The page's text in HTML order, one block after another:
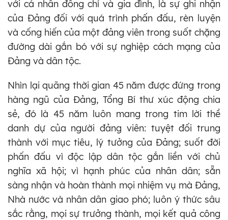
với cá nhân đồng chí và gia đình, là sự ghi nhận
của Đảng đối với quá trình phấn đấu, rèn luyện
và cống hiến của một đảng viên trong suốt chặng
đường dài gắn bó với sự nghiệp cách mạng của
Đảng và dân tộc.
Nhìn lại quãng thời gian 45 năm được đứng trong
hàng ngũ của Đảng, Tổng Bí thư xúc động chia
sẻ, đó là 45 năm luôn mang trong tim lời thề
danh dự của người đảng viên: tuyệt đối trung
thành với mục tiêu, lý tưởng của Đảng; suốt đời
phấn đấu vì độc lập dân tộc gắn liền với chủ
nghĩa xã hội; vì hạnh phúc của nhân dân; sẵn
sàng nhận và hoàn thành mọi nhiệm vụ mà Đảng,
Nhà nước và nhân dân giao phó; luôn ý thức sâu
sắc rằng, mọi sự trưởng thành, mọi kết quả công